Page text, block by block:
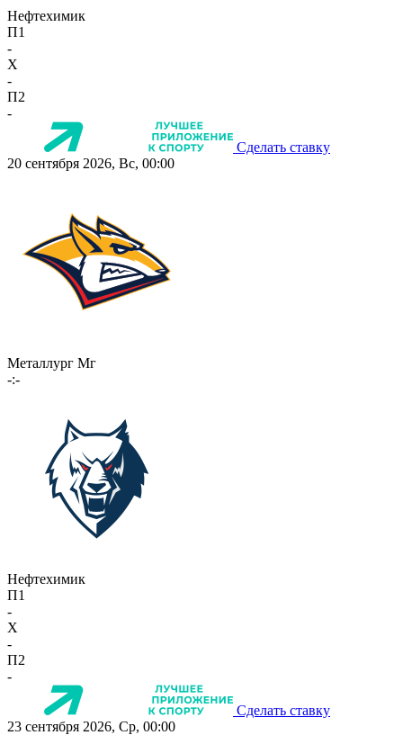
Нефтехимик
П1
-
X
-
П2
-
Сделать ставку
20 сентября 2026, Вс, 00:00
Металлург Мг
-:-
Нефтехимик
П1
-
X
-
П2
-
Сделать ставку
23 сентября 2026, Ср, 00:00